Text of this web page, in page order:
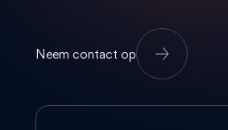
Neem contact op